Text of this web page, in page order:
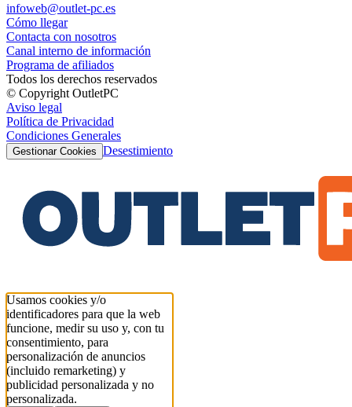
infoweb@outlet-pc.es
Cómo llegar
Contacta con nosotros
Canal interno de información
Programa de afiliados
Todos los derechos reservados
© Copyright OutletPC
Aviso legal
Política de Privacidad
Condiciones Generales
Gestionar Cookies Desestimiento
Usamos cookies y/o
identificadores para que la web
funcione, medir su uso y, con tu
consentimiento, para
personalización de anuncios
(incluido remarketing) y
publicidad personalizada y no
personalizada.